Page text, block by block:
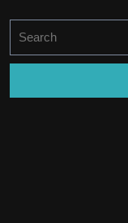
for: